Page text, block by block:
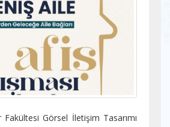
Görsel İletişim Tasarımı